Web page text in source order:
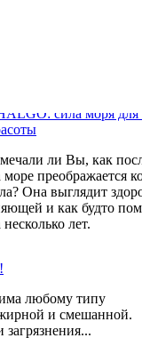
сила моря
ли Вы, как
море преображается
Она выглядит
и как будто
несколько лет.GERNETIC -
не просто
причину их
любому типу
и смешанной.